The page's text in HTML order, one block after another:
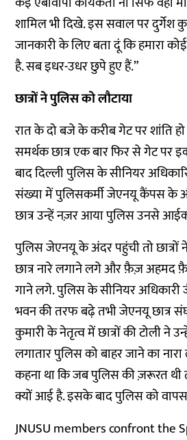
शामिल भी दिखे. इस सवाल पर दुर्गेश
जानकारी के लिए बता दूं कि हमारा कोई
है. सब इधर-उधर छुपे हुए हैं.”
छात्रों ने पुलिस को लौटाया
रात के दो बजे के करीब गेट पर शांति
समर्थक छात्र एक बार फिर से गेट पर
बाद दिल्ली पुलिस के सीनियर
संख्या में पुलिसकर्मी जेएनयू कैंपस के
छात्र उन्हें नज़र आया पुलिस उनसे
पुलिस जेएनयू के अंदर पहुंची तो छात्रों
छात्र नारे लगाने लगे और फ़ैज़ अहमद
गाने लगे. पुलिस के सीनियर
भवन की तरफ बढ़े तभी जेएनयू छात्र संघ
कुमारी के नेतृत्व में छात्रों की टोली ने
लगातार पुलिस को बाहर जाने का नारा
कहना था कि जब पुलिस की ज़रूरत
क्यों आई है. इसके बाद पुलिस को वापस
JNUSU members confront the